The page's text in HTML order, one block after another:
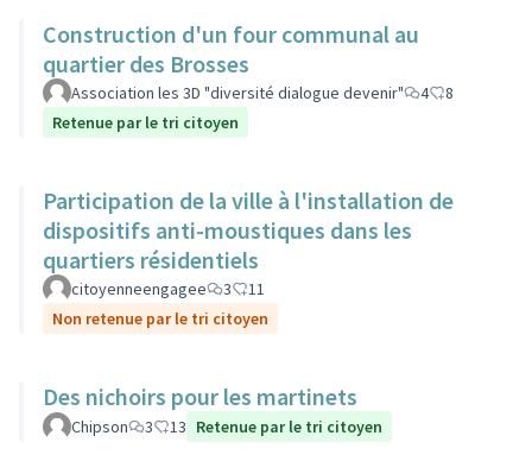
Construction d'un four communal au
quartier des Brosses
Association les 3D "diversité dialogue devenir" 4
8
Retenue par le tri citoyen
Participation de la ville à l'installation de
dispositifs anti-moustiques dans les
quartiers résidentiels
citoyenneengagee 3
11
Non retenue par le tri citoyen
Des nichoirs pour les martinets
Chipson 3 13 Retenue par le tri citoyen